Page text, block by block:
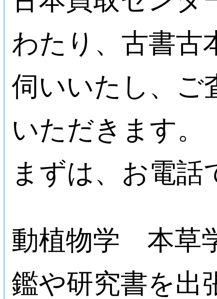
わたり、古書古
伺いいたし、ご
いただきます。
まずは、お電話
動植物学 本草
鑑や研究書を出